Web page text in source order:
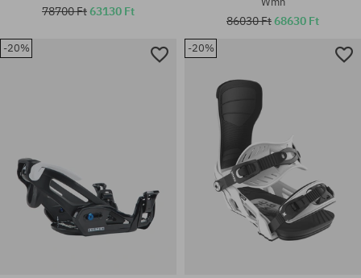
78700 Ft63130 Ft
86030 Ft68630 Ft
-20% -20%